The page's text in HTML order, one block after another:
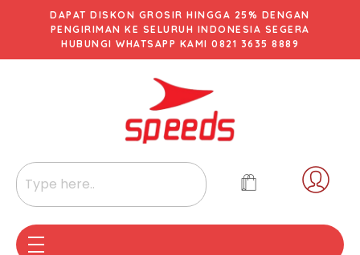
DAPAT DISKON GROSIR HINGGA 25% DENGAN
PENGIRIMAN KE SELURUH INDONESIA SEGERA
HUBUNGI WHATSAPP KAMI 0821 3635 8889